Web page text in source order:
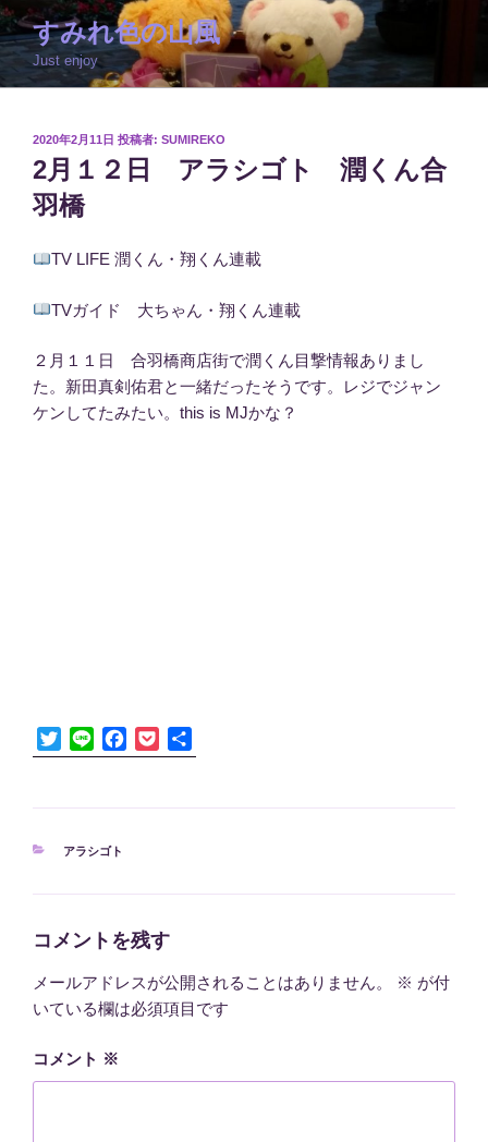
コ
ン
ン
すみれ色の山風
Just enjoy
投
稿
日:
2020年2月11日 投稿者: SUMIREKO
2月１２日 アラシゴト 潤くん合
羽橋
TV LIFE 潤くん・翔くん連載
TVガイド 大ちゃん・翔くん連載
２月１１日 合羽橋商店街で潤くん目撃情報ありまし
た。新田真剣佑君と一緒だったそうです。レジでジャン
ケンしてたみたい。this is MJかな？
w
t
e
i
e
a
e
o
k
有
カ
アラシゴト
コメントを残す
メールアドレスが公開されることはありません。 ※ が付
いている欄は必須項目です
コメント ※